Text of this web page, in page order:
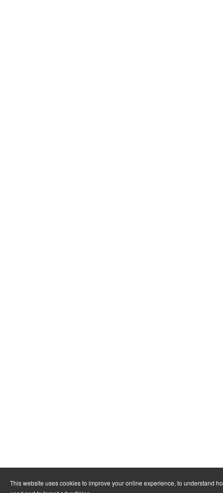
This website uses cookies to improve your online experience, to understand